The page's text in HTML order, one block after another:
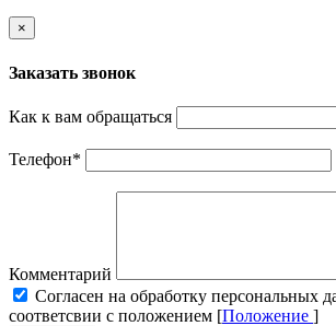
×
Заказать звонок
Как к вам обращаться
Телефон*
Комментарий
Cогласен на обработку персональных
соответсвии с положением [Положение ]